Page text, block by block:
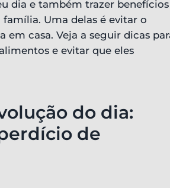
dia e também trazer benefícios
família. Uma delas é evitar o
em casa. Veja a seguir dicas
e evitar que eles
do dia:
de